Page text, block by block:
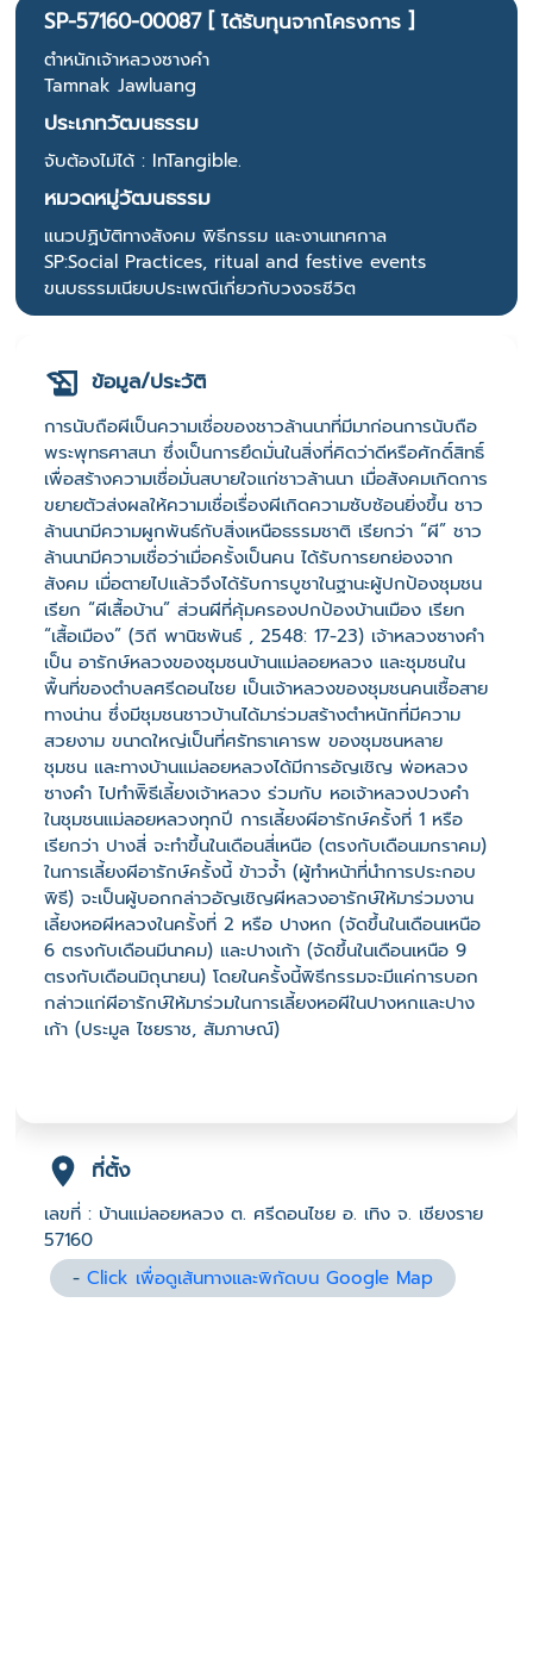
SP-57160-00087 [ ได้รับทุนจากโครงการ ]
ตำหนักเจ้าหลวงซางคำ
Tamnak Jawluang
ประเภทวัฒนธรรม
จับต้องไม่ได้ : InTangible.
หมวดหมู่วัฒนธรรม
แนวปฏิบัติทางสังคม พิธีกรรม และงานเทศกาล
SP:Social Practices, ritual and festive events
ขนบธรรมเนียบประเพณีเกี่ยวกับวงจรชีวิต
ข้อมูล/ประวัติ
การนับถือผีเป็นความเชื่อของชาวล้านนาที่มีมาก่อนการนับถือ
พระพุทธศาสนา ซึ่งเป็นการยึดมั่นในสิ่งที่คิดว่าดีหรือศักดิ์สิทธิ์
เพื่อสร้างความเชื่อมั่นสบายใจแก่ชาวล้านนา เมื่อสังคมเกิดการ
ขยายตัวส่งผลให้ความเชื่อเรื่องผีเกิดความซับซ้อนยิ่งขึ้น ชาว
ล้านนามีความผูกพันธ์กับสิ่งเหนือธรรมชาติ เรียกว่า “ผี” ชาว
ล้านนามีความเชื่อว่าเมื่อครั้งเป็นคน ได้รับการยกย่องจาก
สังคม เมื่อตายไปแล้วจึงได้รับการบูชาในฐานะผู้ปกป้องชุมชน
เรียก “ผีเสื้อบ้าน” ส่วนผีที่คุ้มครองปกป้องบ้านเมือง เรียก
“เสื้อเมือง” (วิถี พานิชพันธ์ , 2548: 17-23) เจ้าหลวงซางคำ
เป็น อารักษ์หลวงของชุมชนบ้านแม่ลอยหลวง และชุมชนใน
พื้นที่ของตำบลศรีดอนไชย เป็นเจ้าหลวงของชุมชนคนเชื้อสาย
ทางน่าน ซึ่งมีชุมชนชาวบ้านได้มาร่วมสร้างตำหนักที่มีความ
สวยงาม ขนาดใหญ่เป็นที่ศรัทธาเคารพ ของชุมชนหลาย
ชุมชน และทางบ้านแม่ลอยหลวงได้มีการอัญเชิญ พ่อหลวง
ซางคำ ไปทำพิิธีเลี้ยงเจ้าหลวง ร่วมกับ หอเจ้าหลวงปวงคำ
ในชุมชนแม่ลอยหลวงทุกปี การเลี้ยงผีอารักษ์ครั้งที่ 1 หรือ
เรียกว่า ปางสี่ จะทำขึ้นในเดือนสี่เหนือ (ตรงกับเดือนมกราคม)
ในการเลี้ยงผีอารักษ์ครั้งนี้ ข้าวจ้ำ (ผู้ทำหน้าที่นำการประกอบ
พิธี) จะเป็นผู้บอกกล่าวอัญเชิญผีหลวงอารักษ์ให้มาร่วมงาน
เลี้ยงหอผีหลวงในครั้งที่ 2 หรือ ปางหก (จัดขึ้นในเดือนเหนือ
6 ตรงกับเดือนมีนาคม) และปางเก้า (จัดขึ้นในเดือนเหนือ 9
ตรงกับเดือนมิถุนายน) โดยในครั้งนี้พิธีกรรมจะมีแค่การบอก
กล่าวแก่ผีอารักษ์ให้มาร่วมในการเลี้ยงหอผีในปางหกและปาง
เก้า (ประมูล ไชยราช, สัมภาษณ์)
ที่ตั้ง
เลขที่ : บ้านแม่ลอยหลวง ต. ศรีดอนไชย อ. เทิง จ. เชียงราย
57160
-Click เพื่อดูเส้นทางและพิกัดบน Google Map